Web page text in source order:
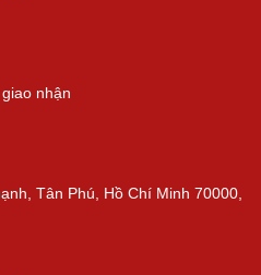
nhận
Tân Phú, Hồ Chí Minh 70000,